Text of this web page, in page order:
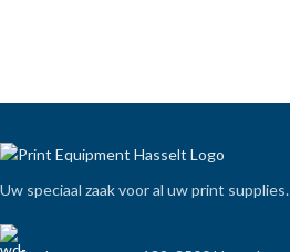
Uw speciaal zaak voor al uw print supplies.